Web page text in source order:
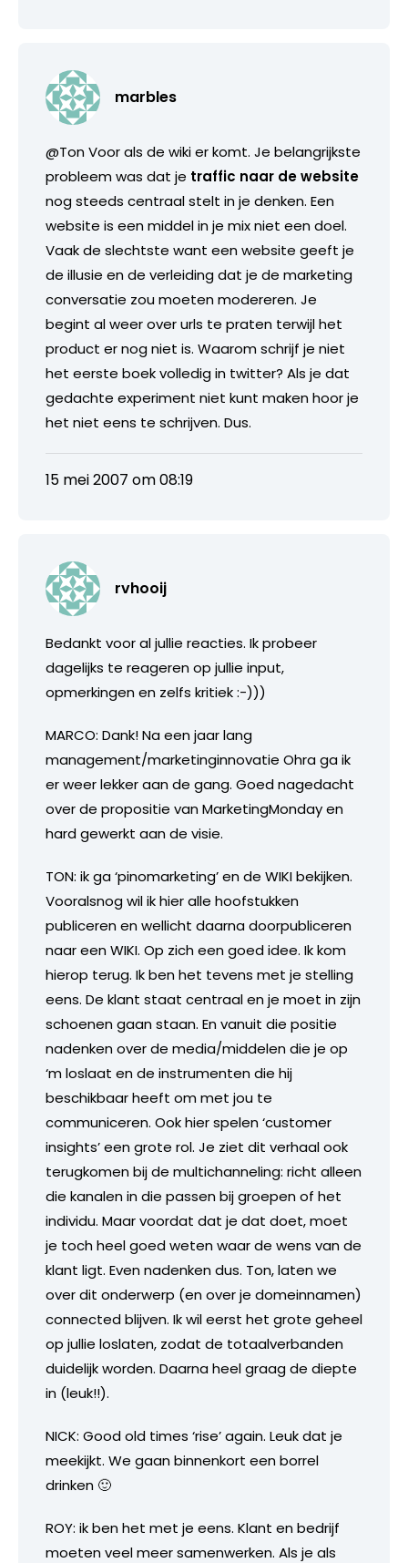
marbles
@Ton Voor als de wiki er komt. Je belangrijkste
probleem was dat je traffic naar de website
nog steeds centraal stelt in je denken. Een
website is een middel in je mix niet een doel.
Vaak de slechtste want een website geeft je
de illusie en de verleiding dat je de marketing
conversatie zou moeten modereren. Je
begint al weer over urls te praten terwijl het
product er nog niet is. Waarom schrijf je niet
het eerste boek volledig in twitter? Als je dat
gedachte experiment niet kunt maken hoor je
het niet eens te schrijven. Dus.
15 mei 2007 om 08:19
rvhooij
Bedankt voor al jullie reacties. Ik probeer
dagelijks te reageren op jullie input,
opmerkingen en zelfs kritiek :-)))
MARCO: Dank! Na een jaar lang
management/marketinginnovatie Ohra ga ik
er weer lekker aan de gang. Goed nagedacht
over de propositie van MarketingMonday en
hard gewerkt aan de visie.
TON: ik ga ‘pinomarketing’ en de WIKI bekijken.
Vooralsnog wil ik hier alle hoofstukken
publiceren en wellicht daarna doorpubliceren
naar een WIKI. Op zich een goed idee. Ik kom
hierop terug. Ik ben het tevens met je stelling
eens. De klant staat centraal en je moet in zijn
schoenen gaan staan. En vanuit die positie
nadenken over de media/middelen die je op
‘m loslaat en de instrumenten die hij
beschikbaar heeft om met jou te
communiceren. Ook hier spelen ‘customer
insights’ een grote rol. Je ziet dit verhaal ook
terugkomen bij de multichanneling: richt alleen
die kanalen in die passen bij groepen of het
individu. Maar voordat dat je dat doet, moet
je toch heel goed weten waar de wens van de
klant ligt. Even nadenken dus. Ton, laten we
over dit onderwerp (en over je domeinnamen)
connected blijven. Ik wil eerst het grote geheel
op jullie loslaten, zodat de totaalverbanden
duidelijk worden. Daarna heel graag de diepte
in (leuk!!).
NICK: Good old times ‘rise’ again. Leuk dat je
meekijkt. We gaan binnenkort een borrel
drinken 🙂
ROY: ik ben het met je eens. Klant en bedrijf
moeten veel meer samenwerken. Als je als